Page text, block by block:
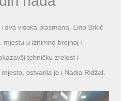
dva visoka plasmana. Lino Brkić
mjestu u iznimno brojnoj i
tehničku zrelost i
ostvarila je i Nadia Ridžal.